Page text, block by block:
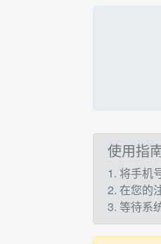
使用指
1. 将手机
2. 在您的
3. 等待系